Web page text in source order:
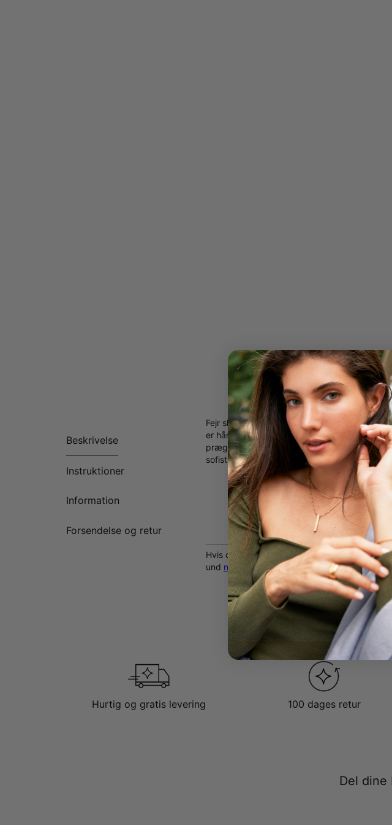
Beskrivelse
Instruktioner
Information
Forsendelse og retur
Fejr skønheden i den mest fænomenale
er håndlavet med omhu og er lavet af
præg skabt af din mors navn gør det til et
sofistikeret som hun er!
Fremstillet af 18K guld vermeil
Kan tilpasses med op til 5 navne, 2
Fås i 3 justerbare længder
Første bogstav er stort
Hvis du allerede har en halskæde/armbånd
und navne charms
Hurtig og gratis levering 100 dages retur
Del dine